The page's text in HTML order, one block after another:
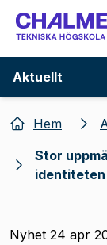
Aktuellt
Hem
Stor
identiteten
Nyhet 24 apr